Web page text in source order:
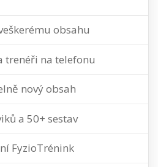
obsahu
trenéři na telefonu
nový obsah
a 50+ sestav
FyzioTrénink